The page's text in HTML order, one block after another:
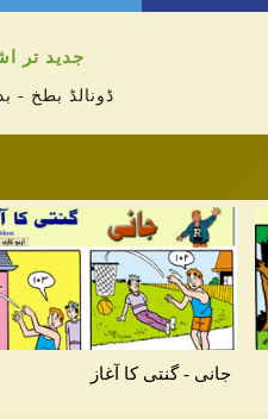
جدید تر
ڈونالڈ بطخ -
جانی - گنتی کا آغاز